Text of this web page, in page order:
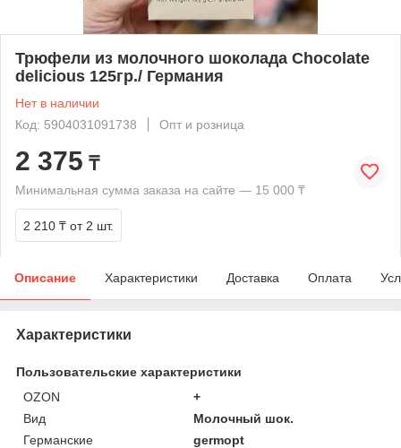
Трюфели из молочного шоколада Chocolate
delicious 125гр./ Германия
Нет в наличии
Код: 5904031091738
Опт и розница
2 375 ₸
Минимальная сумма заказа на сайте — 15 000 ₸
2 210 ₸ от 2 шт.
Описание Характеристики Доставка Оплата
Характеристики
Пользовательские характеристики
OZON
+
Вид
Молочный шок.
Германские
germopt